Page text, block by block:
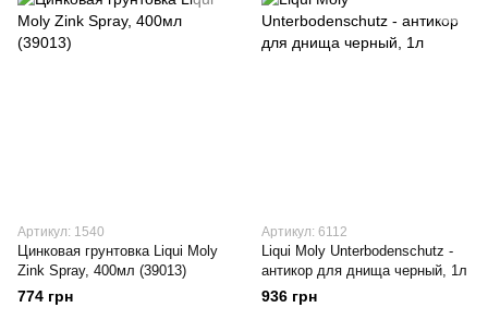
Артикул: 1540
Цинковая грунтовка Liqui Moly
Zink Spray, 400мл (39013)
774 грн
Артикул: 6112
Liqui Moly Unterbodenschutz -
антикор для днища черный, 1л
936 грн